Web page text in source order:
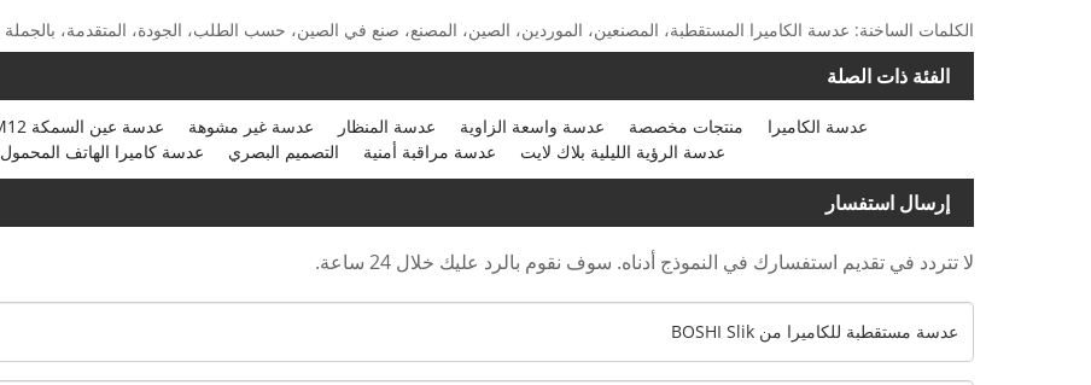
الكلمات الساخنة: عدسة الكاميرا المستقطبة، المصنعين، الموردين، الصين، المصنع، صنع في الصين، حسب الطلب، الجودة، المتقدمة، بالجملة
الفئة ذات الصلة
عدسة عين السمكة M12 عدسة غير مشوهة عدسة المنظار عدسة واسعة الزاوية منتجات مخصصة
عدسة الكاميرا
عدسة كاميرا الهاتف المحمول التصميم البصري عدسة مراقبة أمنية عدسة الرؤية الليلية بلاك لايت
إرسال استفسار
لا تتردد في تقديم استفسارك في النموذج أدناه. سوف نقوم بالرد عليك خلال 24 ساعة.